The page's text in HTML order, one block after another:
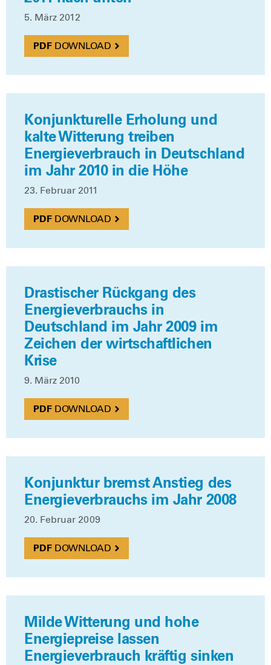
5. März 2012
DOWN­LOAD
Konjunkturelle Erholung und
kalte Witterung treiben
Energieverbrauch in Deutschland
im Jahr 2010 in die Höhe
23. Febru­ar 2011
DOWN­LOAD
Drastischer Rückgang des
Energieverbrauchs in
Deutschland im Jahr 2009 im
Zeichen der wirtschaftlichen
Krise
9. März 2010
DOWN­LOAD
Konjunktur bremst Anstieg des
Energieverbrauchs im Jahr 2008
20. Febru­ar 2009
DOWN­LOAD
Milde Witterung und hohe
Energiepreise lassen
Energieverbrauch kräftig sinken